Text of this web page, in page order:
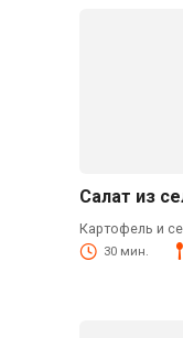
Салат из
Картофель и
30 мин.